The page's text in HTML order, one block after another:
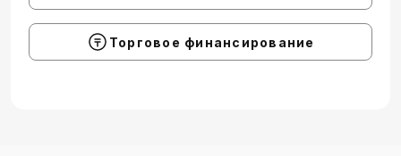
Торговое финансирование